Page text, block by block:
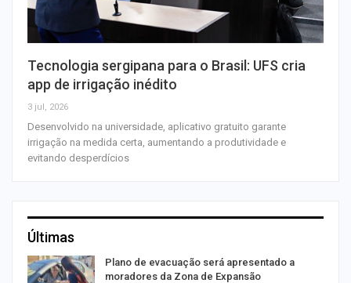
Tecnologia sergipana para o Brasil: UFS cria
app de irrigação inédito
3 jul, 2026
Desenvolvido na universidade, aplicativo gratuito garante
irrigação na medida certa, aumentando a produtividade e
evitando desperdícios
Últimas
Plano de evacuação será apresentado a
moradores da Zona de Expansão